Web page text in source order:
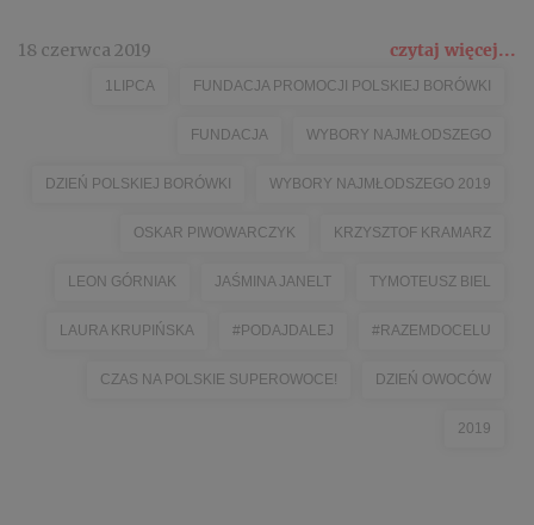
18 czerwca 2019 czytaj więcej...
1LIPCA FUNDACJA PROMOCJI POLSKIEJ BORÓWKI
FUNDACJA WYBORY NAJMŁODSZEGO
DZIEŃ POLSKIEJ BORÓWKI WYBORY NAJMŁODSZEGO 2019
OSKAR PIWOWARCZYK KRZYSZTOF KRAMARZ
LEON GÓRNIAK JAŚMINA JANELT TYMOTEUSZ BIEL
LAURA KRUPIŃSKA #PODAJDALEJ #RAZEMDOCELU
CZAS NA POLSKIE SUPEROWOCE! DZIEŃ OWOCÓW
2019